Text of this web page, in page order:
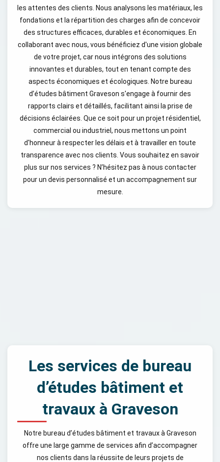
les attentes des clients. Nous analysons les matériaux, les
fondations et la répartition des charges afin de concevoir
des structures efficaces, durables et économiques. En
collaborant avec nous, vous bénéficiez d'une vision globale
de votre projet, car nous intégrons des solutions
innovantes et durables, tout en tenant compte des
aspects économiques et écologiques. Notre bureau
d’études bâtiment Graveson s'engage à fournir des
rapports clairs et détaillés, facilitant ainsi la prise de
décisions éclairées. Que ce soit pour un projet résidentiel,
commercial ou industriel, nous mettons un point
d'honneur à respecter les délais et à travailler en toute
transparence avec nos clients. Vous souhaitez en savoir
plus sur nos services ? N’hésitez pas à nous contacter
pour un devis personnalisé et un accompagnement sur
mesure.
Les services de bureau
d’études bâtiment et
travaux à Graveson
Notre bureau d’études bâtiment et travaux à Graveson
offre une large gamme de services afin d’accompagner
nos clients dans la réussite de leurs projets de